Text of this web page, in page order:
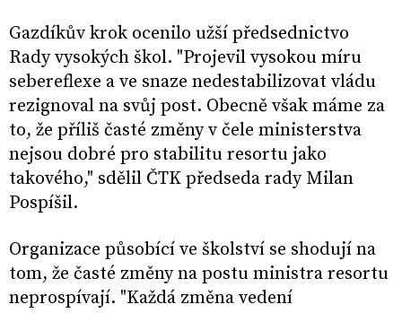
Gazdíkův krok ocenilo užší předsednictvo
Rady vysokých škol. "Projevil vysokou míru
sebereflexe a ve snaze nedestabilizovat vládu
rezignoval na svůj post. Obecně však máme za
to, že příliš časté změny v čele ministerstva
nejsou dobré pro stabilitu resortu jako
takového," sdělil ČTK předseda rady Milan
Pospíšil.
Organizace působící ve školství se shodují na
tom, že časté změny na postu ministra resortu
neprospívají. "Každá změna vedení